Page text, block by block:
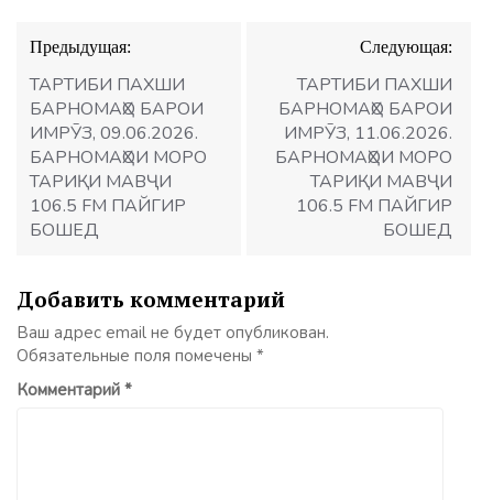
Навигация
по
записям
Предыдущая:
ТАРТИБИ ПАХШИ
БАРНОМАҲО БАРОИ
ИМРӮЗ, 09.06.2026.
БАРНОМАҲОИ МОРО
ТАРИҚИ МАВҶИ
106.5 FM ПАЙГИР
БОШЕД
Следующая:
ТАРТИБИ ПАХШИ
БАРНОМАҲО БАРОИ
ИМРӮЗ, 11.06.2026.
БАРНОМАҲОИ МОРО
ТАРИҚИ МАВҶИ
106.5 FM ПАЙГИР
БОШЕД
Добавить комментарий
Ваш адрес email не будет опубликован.
Обязательные поля помечены *
Комментарий *